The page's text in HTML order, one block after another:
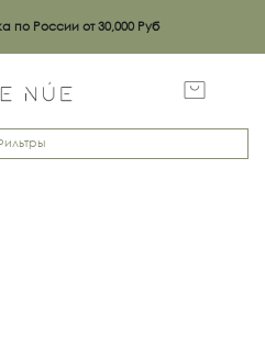
по России от 30,000 Руб